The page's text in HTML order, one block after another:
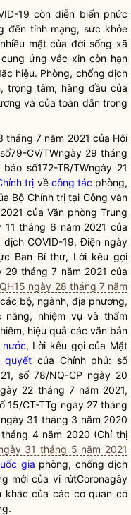
19 còn diễn biến phức
đến tính mạng, sức khỏe
mặt của đời sống xã
ứng vắc xin còn hạn
hiệu. Phòng, chống dịch
trọng tâm, hàng đầu của
và của toàn dân trong
tháng 7 năm 2021 của Hội
CV/TWngày 29 tháng
số172-TB/TWngày 21
trị về công tác phòng,
Bộ Chính trị tại Công văn
của Văn phòng Trung
11 tháng 6 năm 2021 của
dịch COVID-19, Điện ngày
Ban Bí thư, Lời kêu gọi
29 tháng 7 năm 2021 của
ngày 28 tháng 7 năm
bộ, ngành, địa phương,
nhiệm vụ và thẩm
hiệu quả các văn bản
, Lời kêu gọi của Mặt
quyết của Chính phủ: số
số 78/NQ-CP ngày 20
22 tháng 7 năm 2021,
15/CT-TTg ngày 27 tháng
31 tháng 3 năm 2020
4 năm 2020 (Chỉ thị
31 tháng 5 năm 2021
gia phòng, chống dịch
mới của vi rútCoronagây
khác của các cơ quan có